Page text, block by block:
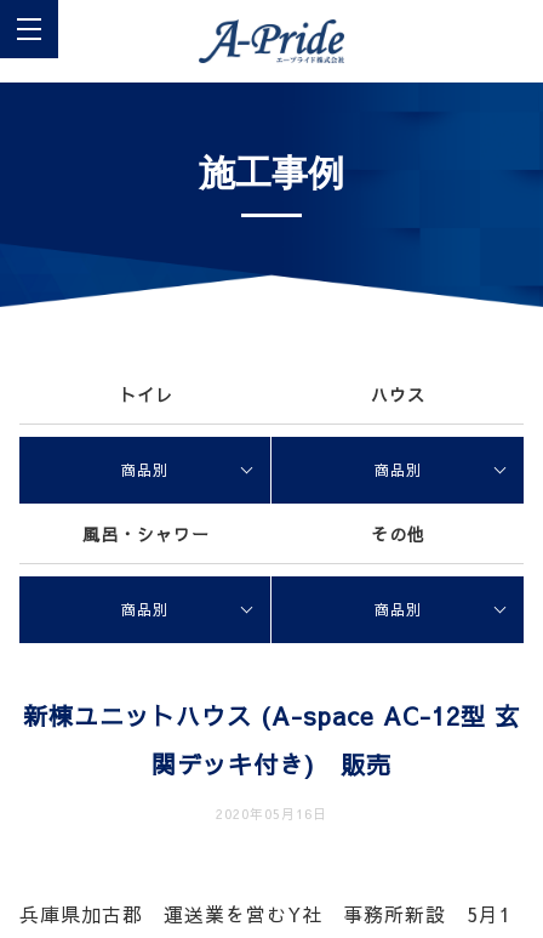
施工事例
トイレ ハウス
商品別 商品別
風呂・シャワー その他
商品別 商品別
新棟ユニットハウス (A-space AC-12型 玄
関デッキ付き) 販売
2020年05月16日
兵庫県加古郡 運送業を営むY社 事務所新設 5月1